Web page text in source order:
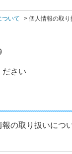
ついて > 個人情報の取
ださい
の取り扱いにつ